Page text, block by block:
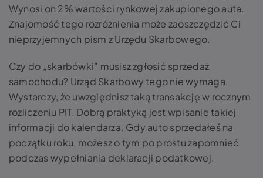
Wynosi on 2% wartości rynkowej zakupionego auta.
Znajomość tego rozróżnienia może zaoszczędzić Ci
nieprzyjemnych pism z Urzędu Skarbowego.
Czy do „skarbówki” musisz zgłosić sprzedaż
samochodu? Urząd Skarbowy tego nie wymaga.
Wystarczy, że uwzględnisz taką transakcję w rocznym
rozliczeniu PIT. Dobrą praktyką jest wpisanie takiej
informacji do kalendarza. Gdy auto sprzedałeś na
początku roku, możesz o tym po prostu zapomnieć
podczas wypełniania deklaracji podatkowej.